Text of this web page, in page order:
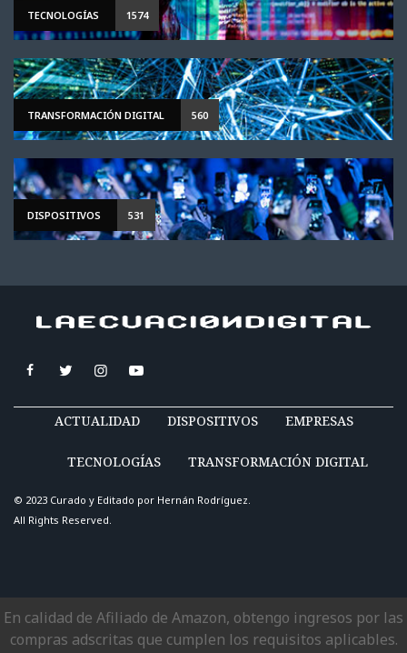
TECNOLOGÍAS 1574
TRANSFORMACIÓN DIGITAL 560
DISPOSITIVOS 531
ACTUALIDAD DISPOSITIVOS EMPRESAS
TECNOLOGÍAS TRANSFORMACIÓN DIGITAL
© 2023 Curado y Editado por Hernán Rodríguez.
All Rights Reserved.
En calidad de Afiliado de Amazon, obtengo ingresos por las
compras adscritas que cumplen los requisitos aplicables.